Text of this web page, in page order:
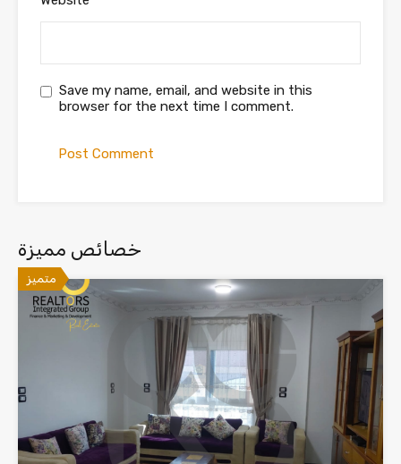
Save my name, email, and website in this
browser for the next time I comment.
خصائص مميزة
متميز